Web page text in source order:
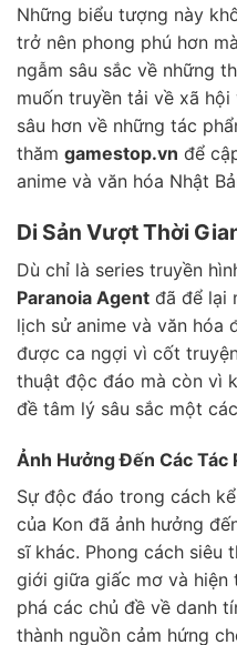
Những biểu tượng này
trở nên phong phú hơn
ngẫm sâu sắc về những
muốn truyền tải về xã
sâu hơn về những tác
thăm gamestop.vn để
anime và văn hóa Nhật
Di Sản Vượt Thời
Dù chỉ là series truyền
Paranoia Agent đã để lại
lịch sử anime và văn hóa
được ca ngợi vì cốt
thuật độc đáo mà còn vì
đề tâm lý sâu sắc một
Ảnh Hưởng Đến Các Tác
Sự độc đáo trong cách
của Kon đã ảnh hưởng
sĩ khác. Phong cách siêu
giới giữa giấc mơ và hiện
phá các chủ đề về danh
thành nguồn cảm hứng